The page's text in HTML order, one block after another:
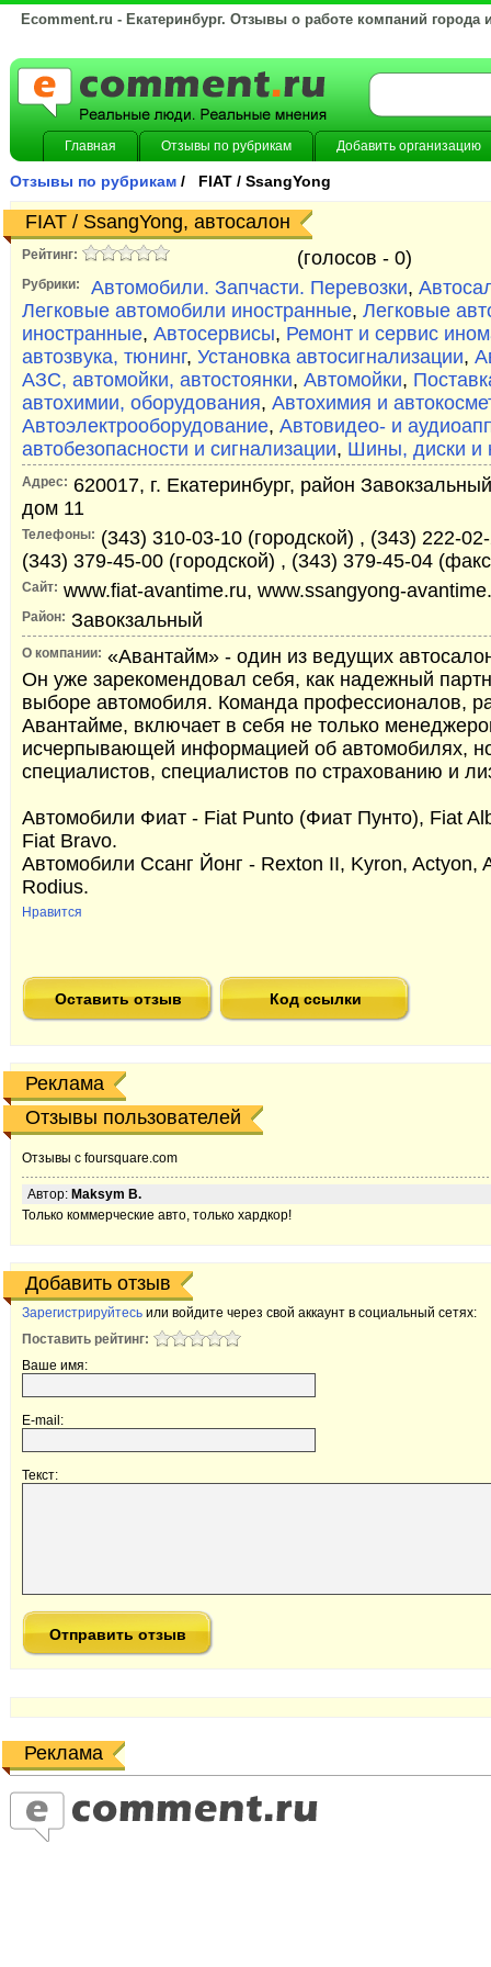
Ecomment.ru - Екатеринбург. Отзывы о работе компаний города
Главная Отзывы по рубрикам Добавить организацию
Отзывы по рубрикам / FIAT / SsangYong
FIAT / SsangYong, автосалон
Рейтинг: (голосов - 0)
Рубрики: Автомобили. Запчасти. Перевозки,
Легковые автомобили иностранные, Легковые
иностранные, Автосервисы, Ремонт и сервис
автозвука, тюнинг, Установка автосигнализации,
АЗС, автомойки, автостоянки, Автомойки,
автохимии, оборудования, Автохимия и
Автоэлектрооборудование, Автовидео- и
автобезопасности и сигнализации, Шины, диски и
Адрес: 620017, г. Екатеринбург, район
дом 11
Телефоны: (343) 310-03-10 (городской) , (343) 222-
(343) 379-45-00 (городской) , (343) 379-45-04
Сайт: www.fiat-avantime.ru, www.ssangyong-
Район: Завокзальный
О компании: «Авантайм» - один из ведущих
Он уже зарекомендовал себя, как надежный
выборе автомобиля. Команда профессионалов,
Авантайме, включает в себя не только
исчерпывающей информацией об автомобилях,
специалистов, специалистов по страхованию и
Автомобили Фиат - Fiat Punto (Фиат Пунто), Fiat
Fiat Bravo.
Автомобили Ссанг Йонг - Rexton II, Kyron, Actyon,
Rodius.
Нравится
Оставить отзыв Код ссылки
Реклама
Отзывы пользователей
Отзывы с foursquare.com
Автор: Maksym B.
Только коммерческие авто, только хардкор!
Добавить отзыв
Зарегистрируйтесь или войдите через свой аккаунт в социальный сетях:
Поставить рейтинг:
Ваше имя:
E-mail:
Текст:
Реклама